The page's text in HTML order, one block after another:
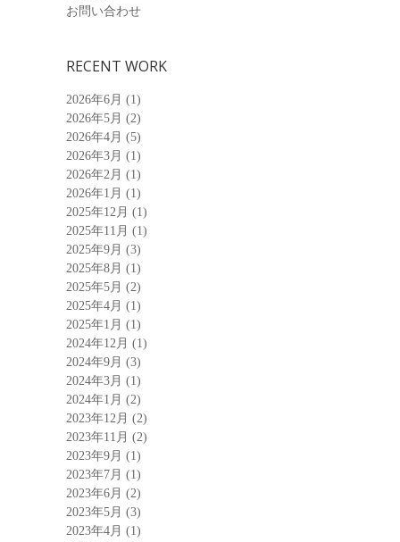
お問い合わせ
RECENT WORK
2026年6月 (1)
2026年5月 (2)
2026年4月 (5)
2026年3月 (1)
2026年2月 (1)
2026年1月 (1)
2025年12月 (1)
2025年11月 (1)
2025年9月 (3)
2025年8月 (1)
2025年5月 (2)
2025年4月 (1)
2025年1月 (1)
2024年12月 (1)
2024年9月 (3)
2024年3月 (1)
2024年1月 (2)
2023年12月 (2)
2023年11月 (2)
2023年9月 (1)
2023年7月 (1)
2023年6月 (2)
2023年5月 (3)
2023年4月 (1)